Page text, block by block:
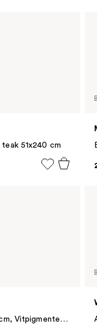
teak 51x240 cm
Array sidobord låg, 150 cm, Vitpigmenterad ek